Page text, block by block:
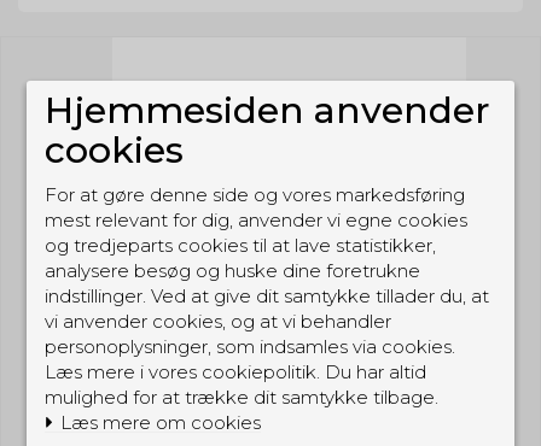
Hjemmesiden anvender
cookies
For at gøre denne side og vores markedsføring
mest relevant for dig, anvender vi egne cookies
og tredjeparts cookies til at lave statistikker,
analysere besøg og huske dine foretrukne
indstillinger. Ved at give dit samtykke tillader du, at
vi anvender cookies, og at vi behandler
personoplysninger, som indsamles via cookies.
Læs mere i vores cookiepolitik. Du har altid
mulighed for at trække dit samtykke tilbage.
Læs mere om cookies